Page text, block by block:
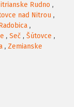
Rudno ,
nad Nitrou ,
,
, Seč , Šútovce ,
, Zemianske